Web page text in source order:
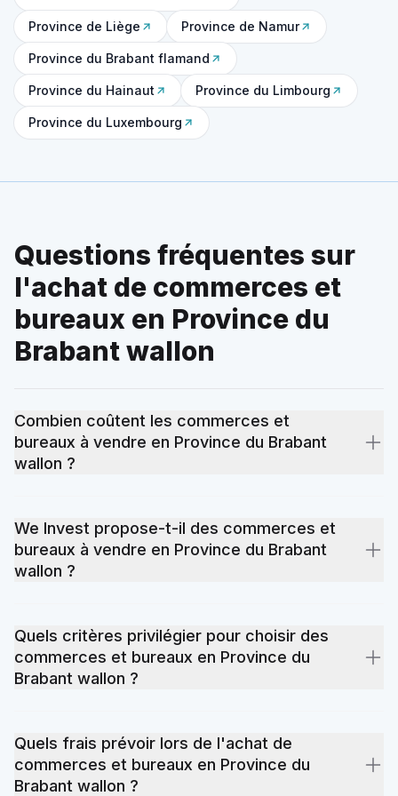
Province de Liège Province de Namur
Province du Brabant flamand
Province du Hainaut Province du Limbourg
Province du Luxembourg
Questions fréquentes sur
l'achat de commerces et
bureaux en Province du
Brabant wallon
Combien coûtent les commerces et
bureaux à vendre en Province du Brabant
wallon ?
Brabant wallon varient selon la localisation précise, l'état du
bien et la demande locale. Consultez nos annonces pour
découvrir les offres actuellement disponibles et contactez nos
We Invest propose-t-il des commerces et
bureaux à vendre en Province du Brabant
wallon ?
Brabant wallon qui connaissent chaque quartier et chaque
dynamique de prix. Toutes nos annonces sont synchronisées
en temps réel. Utilisez notre outil de recherche pour consulter
Quels critères privilégier pour choisir des
commerces et bureaux en Province du
Brabant wallon ?
des transports, des écoles et des commerces. Viennent
ensuite la performance énergétique (le certificat PEB impacte
directement les charges), la superficie et l'état général du
Quels frais prévoir lors de l'achat de
commerces et bureaux en Province du
Brabant wallon ?